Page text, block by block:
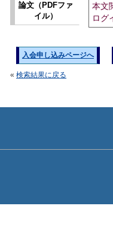
論文（PDFファ
イル）
本文
ログ
入会申し込みページへ
« 検索結果に戻る